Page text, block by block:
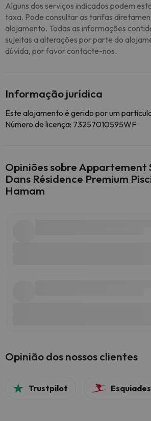
Alguns dos serviços indicados podem
taxa. Pode consultar as tarifas
alojamento. Todas as informações
sujeitas a alterações por parte do
dúvida, por favor contacte-nos.
Informação jurídica
Este alojamento é gerido por um
Número de licença: 73257010595WF
Opiniões sobre Appartement
Dans Résidence Premium
Hamam
Opinião dos nossos clientes
Trustpilot